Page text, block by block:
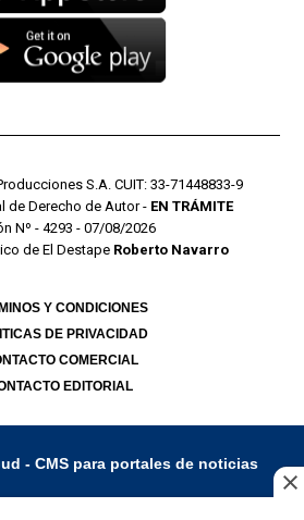
S.A. CUIT: 33-71448833-9
de Derecho de Autor - EN TRÁMITE
Nº - 4293 - 07/08/2026
de El Destape Roberto Navarro
Y CONDICIONES
DE PRIVACIDAD
COMERCIAL
EDITORIAL
- CMS para portales de noticias